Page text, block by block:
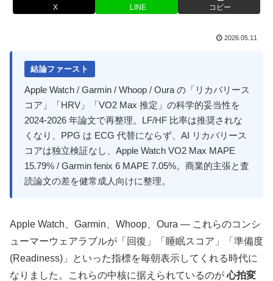
X LINE コピー
2026.05.11
結論ファースト
Apple Watch / Garmin / Whoop / Oura の「リカバリース
コア」「HRV」「VO2 Max 推定」の科学的妥当性を
2024-2026 年論文で再整理。LF/HF 比率は推奨されな
くなり、PPG は ECG 代替にならず、AI リカバリース
コアは独立検証なし、Apple Watch VO2 Max MAPE
15.79% / Garmin fenix 6 MAPE 7.05%。商業的主張と査
読論文の差を健常成人向けに整理。
Apple Watch、Garmin、Whoop、Oura ― これらのコンシ
ューマーウェアラブルが「回復」「睡眠スコア」「準備度
(Readiness)」といった指標を毎朝表示してくれる時代に
なりました。これらの中核に据えられているのが心拍変